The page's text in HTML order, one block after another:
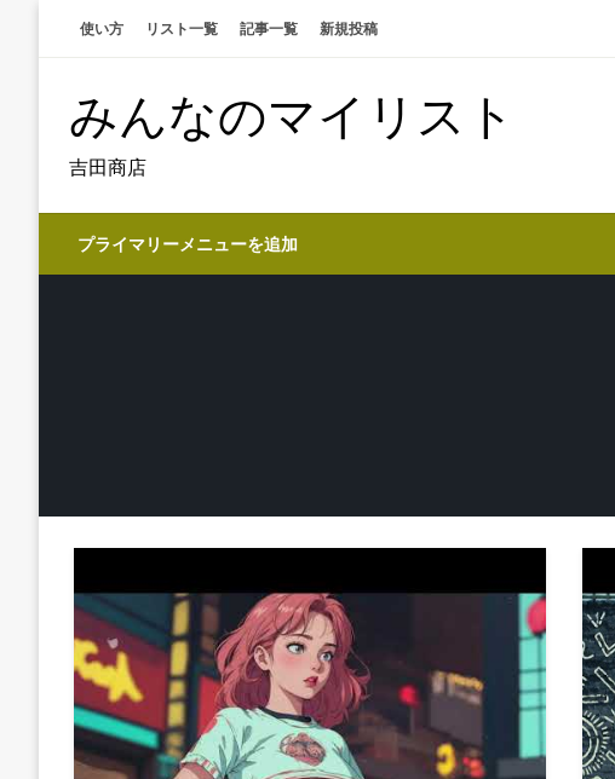
使い方 リスト一覧 記事一覧 新規投稿
みんなのマイリスト
吉田商店
プライマリーメニューを追加